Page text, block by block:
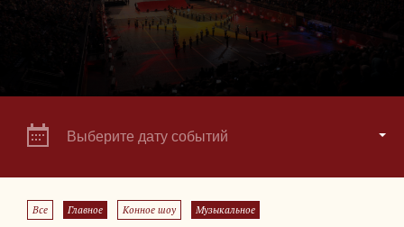
Выберите дату событий
Все Главное Конное шоу Музыкальное